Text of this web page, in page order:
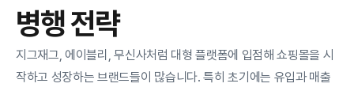
병행 전략
지그재그, 에이블리, 무신사처럼 대형 플랫폼에 입점해 쇼핑몰을 시
작하고 성장하는 브랜드들이 많습니다. 특히 초기에는 유입과 매출